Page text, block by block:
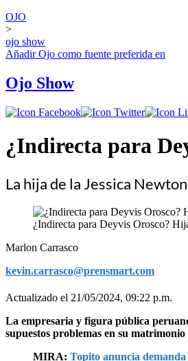
OJO
>
ojo show
AñadirOjo como fuente preferida en
Ojo Show
¿Indirecta para
La hija de la Jessica
¿Indirecta para Deyvis Orosco?
Marlon Carrasco
kevin.carrasco@prensmart.com
Actualizado el 21/05/2024, 09:22 p.m.
La empresaria y figura pública
supuestos problemas en su
MIRA: Topito anuncia